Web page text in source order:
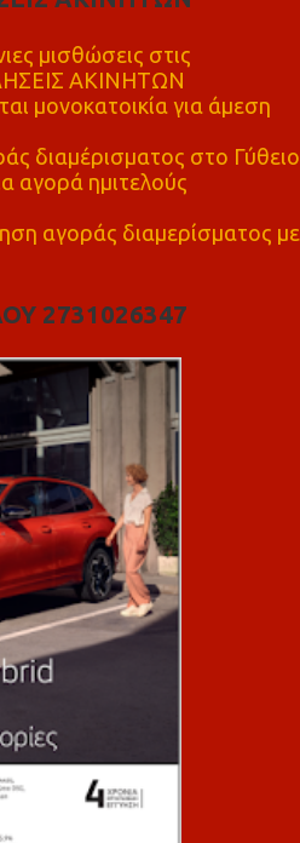
μισθώσεις στις
ΑΚΙΝΗΤΩΝ
μονοκατοικία για άμεση
διαμέρισματος στο Γύθειο
αγορά ημιτελούς
αγοράς διαμερίσματος με
2731026347